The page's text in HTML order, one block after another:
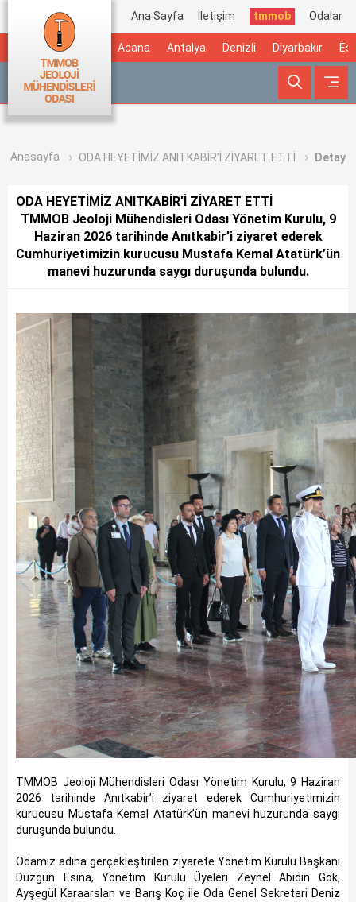
Ana Sayfa İletişim tmmob Odalar
Adana Antalya Denizli Diyarbakır
Anasayfa ODA HEYETİMİZ ANITKABİR’İ ZİYARET ETTİ Detay
ODA HEYETİMİZ ANITKABİR’İ ZİYARET ETTİ
TMMOB Jeoloji Mühendisleri Odası Yönetim Kurulu, 9
Haziran 2026 tarihinde Anıtkabir’i ziyaret ederek
Cumhuriyetimizin kurucusu Mustafa Kemal Atatürk’ün
manevi huzurunda saygı duruşunda bulundu.
TMMOB Jeoloji Mühendisleri Odası Yönetim Kurulu, 9 Haziran
2026 tarihinde Anıtkabir’i ziyaret ederek Cumhuriyetimizin
kurucusu Mustafa Kemal Atatürk’ün manevi huzurunda saygı
duruşunda bulundu.
Odamız adına gerçekleştirilen ziyarete Yönetim Kurulu Başkanı
Düzgün Esina, Yönetim Kurulu Üyeleri Zeynel Abidin Gök,
Ayşegül Karaarslan ve Barış Koç ile Oda Genel Sekreteri Deniz